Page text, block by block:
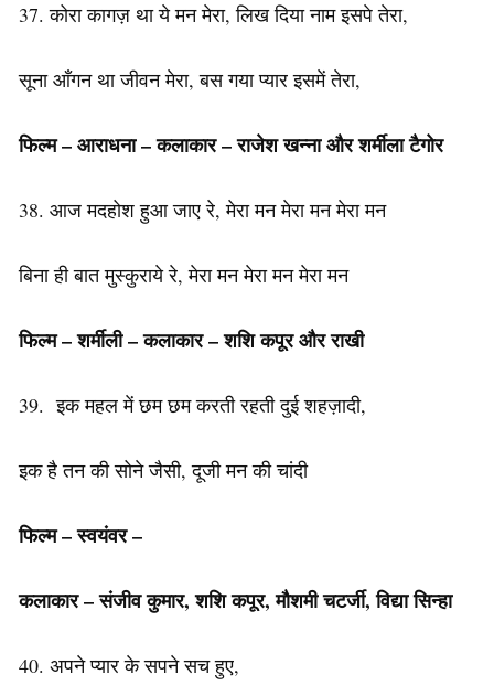
37. कोरा कागज़ था ये मन मेरा, लिख दिया नाम इसपे तेरा,
सूना आँगन था जीवन मेरा, बस गया प्यार इसमें तेरा,
फिल्म – आराधना – कलाकार – राजेश खन्ना और शर्मीला टैगोर
38. आज मदहोश हुआ जाए रे, मेरा मन मेरा मन मेरा मन
बिना ही बात मुस्कुराये रे, मेरा मन मेरा मन मेरा मन
फिल्म – शर्मीली–कलाकार – शशि कपूर और राखी
39. इक महल में छम छम करती रहती दुई शहज़ादी,
इक है तन की सोने जैसी, दूजी मन की चांदी
फिल्म–स्वयंवर –
कलाकार–संजीवकुमार,शशिकपूर, मौशमीचटर्जी,विद्यासिन्हा
40. अपने प्यार के सपने सच हुए,